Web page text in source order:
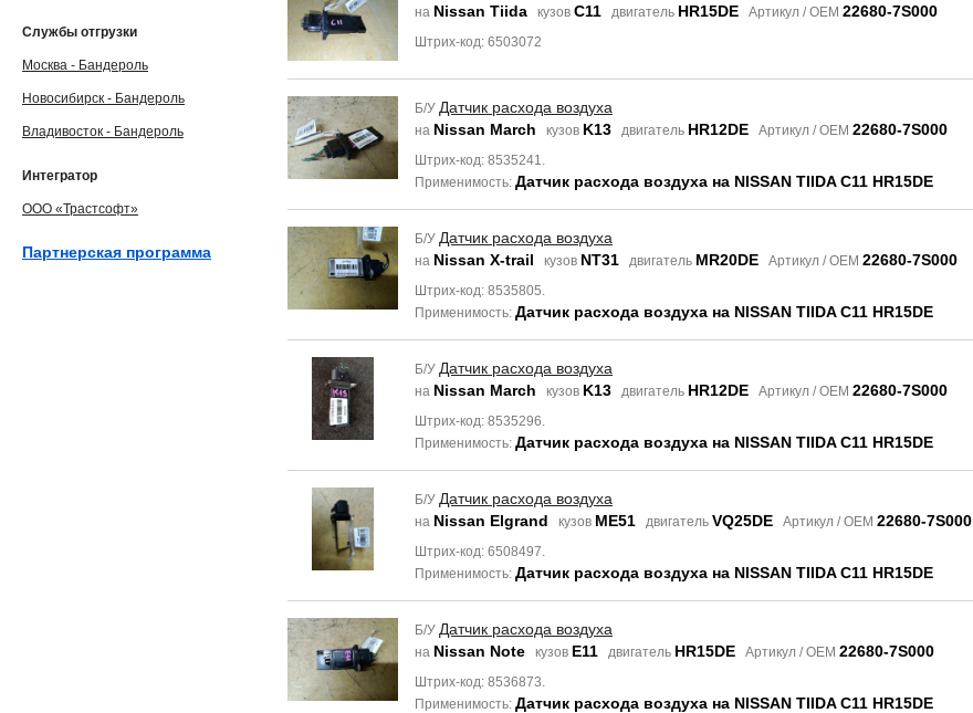
на Nissan Tiida кузов C11 двигатель HR15DE Артикул / OEM 22680-7S000
Штрих-код: 6503072
Б/У Датчик расхода воздуха
на Nissan March кузов K13 двигатель HR12DE Артикул / OEM 22680-7S000
Штрих-код: 8535241.
Применимость: Датчик расхода воздуха на NISSAN TIIDA C11 HR15DE
Б/У Датчик расхода воздуха
на Nissan X-trail кузов NT31 двигатель MR20DE Артикул / OEM 22680-7S000
Штрих-код: 8535805.
Применимость: Датчик расхода воздуха на NISSAN TIIDA C11 HR15DE
Б/У Датчик расхода воздуха
на Nissan March кузов K13 двигатель HR12DE Артикул / OEM 22680-7S000
Штрих-код: 8535296.
Применимость: Датчик расхода воздуха на NISSAN TIIDA C11 HR15DE
Б/У Датчик расхода воздуха
на Nissan Elgrand кузов ME51 двигатель VQ25DE Артикул / OEM 22680-7S000
Штрих-код: 6508497.
Применимость: Датчик расхода воздуха на NISSAN TIIDA C11 HR15DE
Б/У Датчик расхода воздуха
на Nissan Note кузов E11 двигатель HR15DE Артикул / OEM 22680-7S000
Штрих-код: 8536873.
Применимость: Датчик расхода воздуха на NISSAN TIIDA C11 HR15DE
Службы отгрузки
Москва - Бандероль
Новосибирск - Бандероль
Владивосток - Бандероль
Интегратор
ООО «Трастсофт»
Партнерская программа